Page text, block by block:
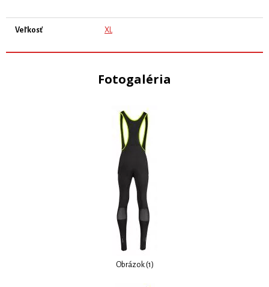
Veľkosť XL
Fotogaléria
Obrázok (1)